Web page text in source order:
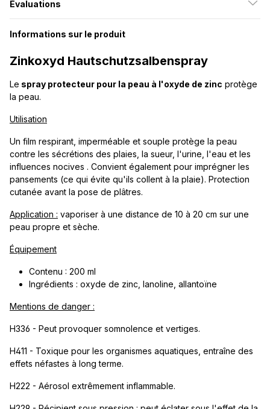
Évaluations
Informations sur le produit
Zinkoxyd Hautschutzsalbenspray
Le spray protecteur pour la peau à l'oxyde de zinc protège
la peau.
Utilisation
Un film respirant, imperméable et souple protège la peau
contre les sécrétions des plaies, la sueur, l'urine, l'eau et les
influences nocives . Convient également pour imprégner les
pansements (ce qui évite qu'ils collent à la plaie). Protection
cutanée avant la pose de plâtres.
Application : vaporiser à une distance de 10 à 20 cm sur une
peau propre et sèche.
Équipement
Contenu : 200 ml
Ingrédients : oxyde de zinc, lanoline, allantoïne
Mentions de danger :
H336 - Peut provoquer somnolence et vertiges.
H411 - Toxique pour les organismes aquatiques, entraîne des
effets néfastes à long terme.
H222 - Aérosol extrêmement inflammable.